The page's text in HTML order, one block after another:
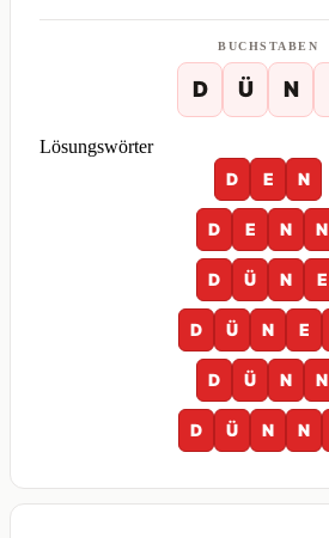
BUCHSTABEN
D Ü N
Lösungswörter
D
E N
D E N N
D Ü N E
D Ü N E
D Ü N N
D Ü N N